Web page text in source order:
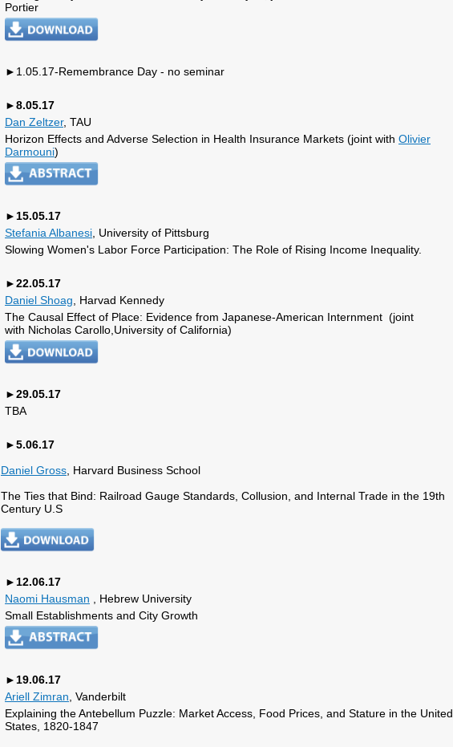
Portier
►1.05.17-Remembrance Day - no seminar
►8.05.17
Dan Zeltzer, TAU
Horizon Effects and Adverse Selection in Health Insurance Markets (joint with Olivier
Darmouni)
►15.05.17
Stefania Albanesi , University of Pittsburg
Slowing Women's Labor Force Participation: The Role of Rising Income Inequality.
►22.05.17
Daniel Shoag , Harvad Kennedy
The Causal Effect of Place: Evidence from Japanese-American Internment (joint
with Nicholas Carollo,University of California)
►29.05.17
TBA
►5.06.17
Daniel Gross , Harvard Business School
The Ties that Bind: Railroad Gauge Standards, Collusion, and Internal Trade in the 19th
Century U.S
►12.06.17
Naomi Hausman , Hebrew University
Small Establishments and City Growth
►19.06.17
Ariell Zimran , Vanderbilt
Explaining the Antebellum Puzzle: Market Access, Food Prices, and Stature in the United
States, 1820-1847